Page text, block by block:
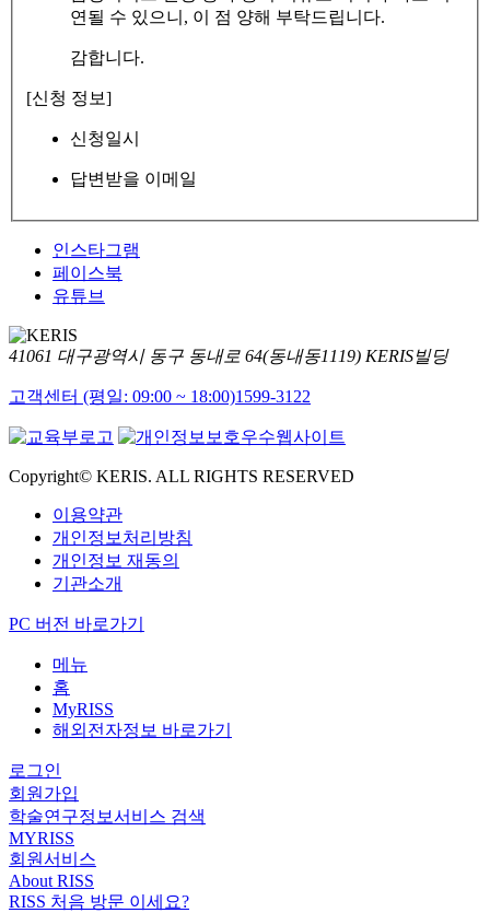
연될 수 있으니, 이 점 양해 부탁드립니다.
감합니다.
[신청 정보]
신청일시
답변받을 이메일
인스타그램
페이스북
유튜브
41061 대구광역시 동구 동내로 64(동내동1119) KERIS빌딩
고객센터 (평일: 09:00 ~ 18:00)1599-3122
Copyright© KERIS. ALL RIGHTS RESERVED
이용약관
개인정보처리방침
개인정보 재동의
기관소개
PC 버전 바로가기
메뉴
홈
MyRISS
해외전자정보 바로가기
로그인
회원가입
학술연구정보서비스 검색
MYRISS
회원서비스
About RISS
RISS 처음 방문 이세요?